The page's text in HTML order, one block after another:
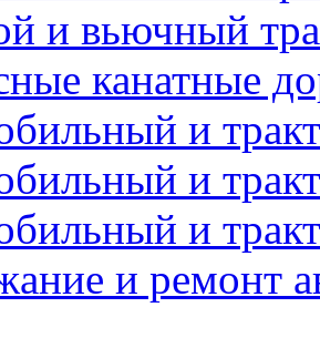
и вьючный
канатные
и
и
и
и ремонт